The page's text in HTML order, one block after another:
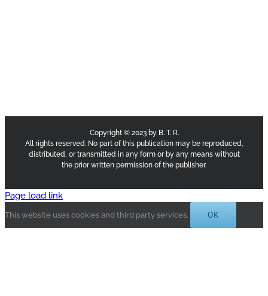
Copyright © 2023 by B. T. R.
All rights reserved. No part of this publication may be reproduced,
distributed, or transmitted in any form or by any means without
the prior written permission of the publisher.
Page load link
This website uses cookies and third party services. OK